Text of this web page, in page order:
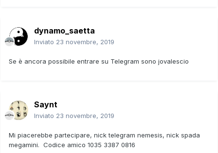
dynamo_saetta
Inviato 23 novembre, 2019
Se è ancora possibile entrare su Telegram sono jovalescio
Saynt
Inviato 23 novembre, 2019
Mi piacerebbe partecipare, nick telegram nemesis, nick spada
megamini. Codice amico 1035 3387 0816